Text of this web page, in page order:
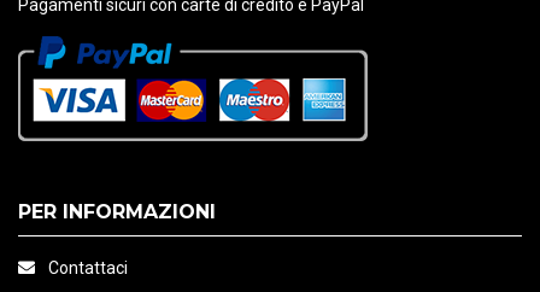
Pagamenti sicuri con carte di credito e PayPal
PER INFORMAZIONI
Contattaci